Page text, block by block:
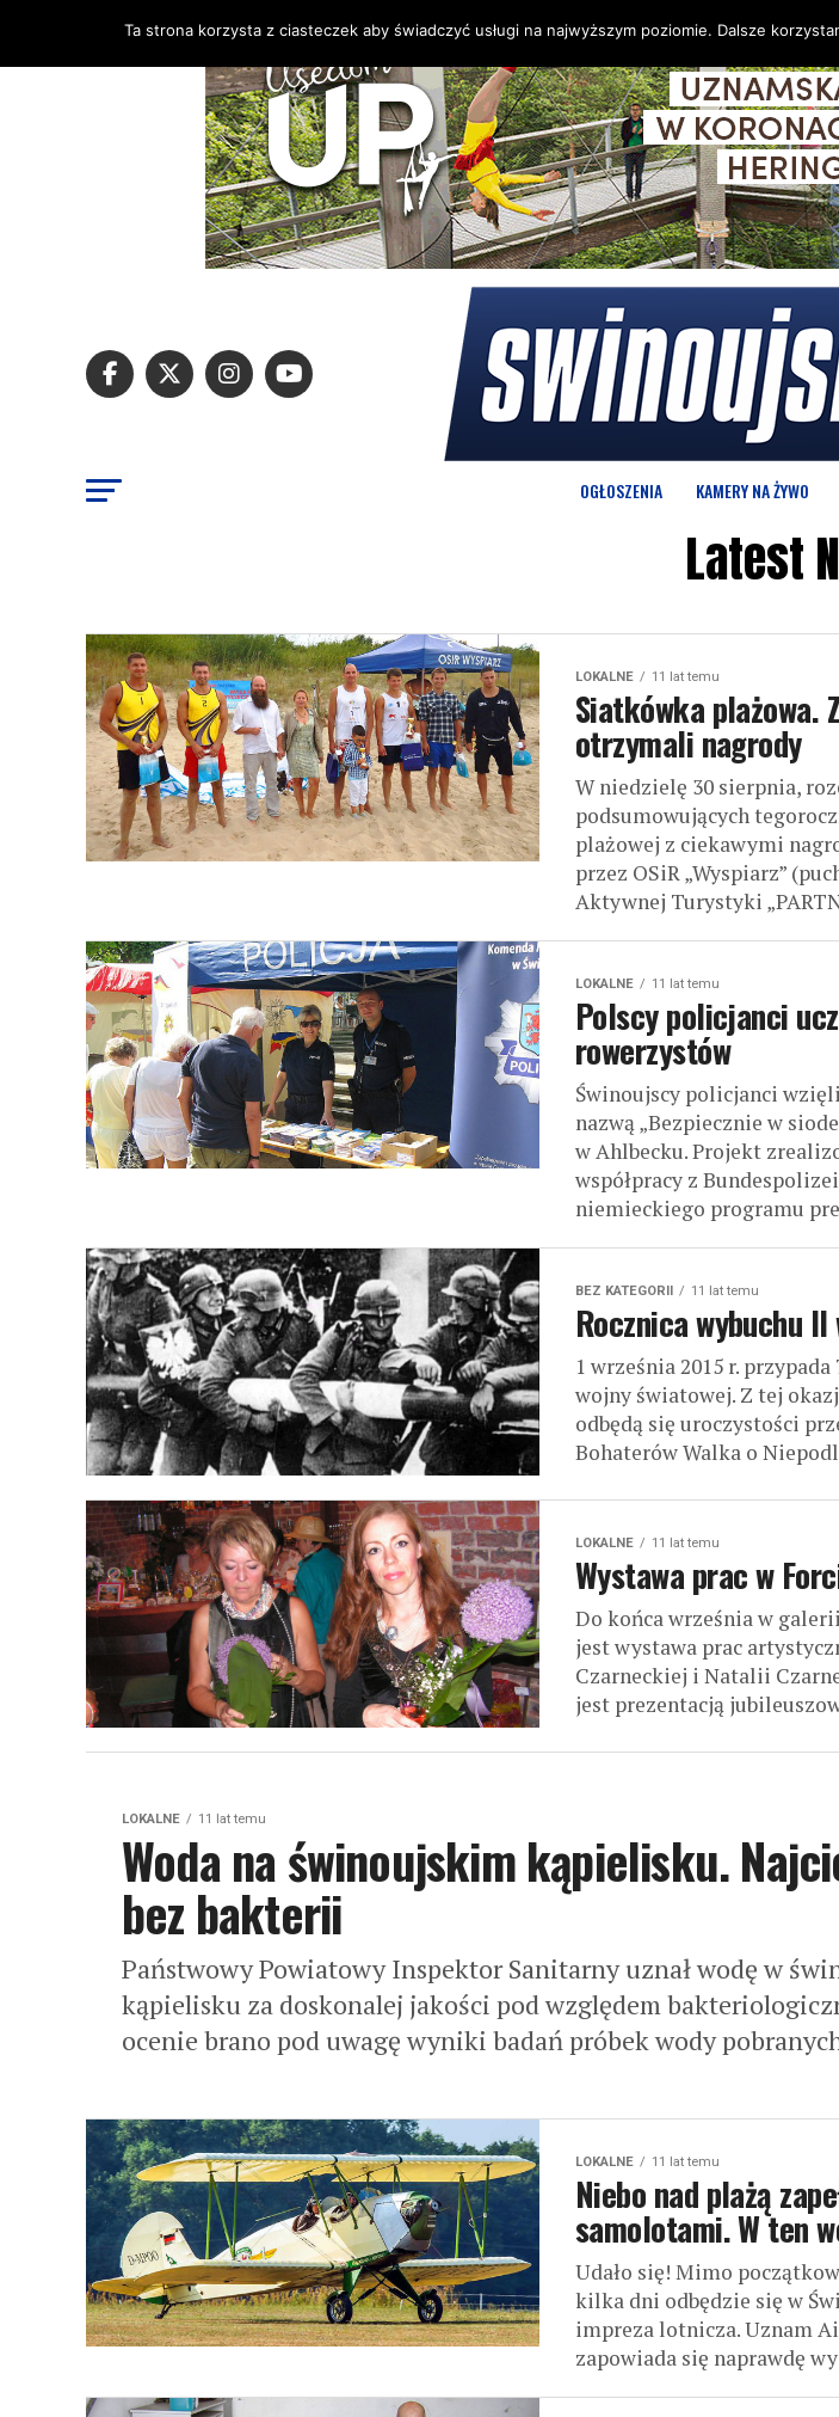
OGŁOSZENIA KAMERY NA ŻYWO
Latest
LOKALNE 11 lat temu
Siatkówka plażowa.
otrzymali nagrody
W niedzielę 30 sierpnia,
podsumowujących
plażowej z ciekawymi
przez OSiR „Wyspiarz”
Aktywnej Turystyki
LOKALNE 11 lat temu
Polscy policjanci
rowerzystów
Świnoujscy policjanci
nazwą „Bezpiecznie w
w Ahlbecku. Projekt
współpracy z
niemieckiego programu
BEZ KATEGORII 11 lat temu
Rocznica wybuchu
1 września 2015 r.
wojny światowej. Z tej
odbędą się uroczystości
Bohaterów Walka o
LOKALNE 11 lat temu
Wystawa prac w
Do końca września w
jest wystawa prac
Czarneckiej i Natalii
jest prezentacją
LOKALNE 11 lat temu
Woda na świnoujskim kąpielisku.
bez bakterii
Państwowy Powiatowy Inspektor Sanitarny uznał wodę w
kąpielisku za doskonalej jakości pod względem
ocenie brano pod uwagę wyniki badań próbek wody
LOKALNE 11 lat temu
Niebo nad plażą
samolotami. W ten
Udało się! Mimo
kilka dni odbędzie się w
impreza lotnicza. Uznam
zapowiada się naprawdę
Ta strona korzysta z ciasteczek aby świadczyć usługi na najwyższym poziomie. Dalsze